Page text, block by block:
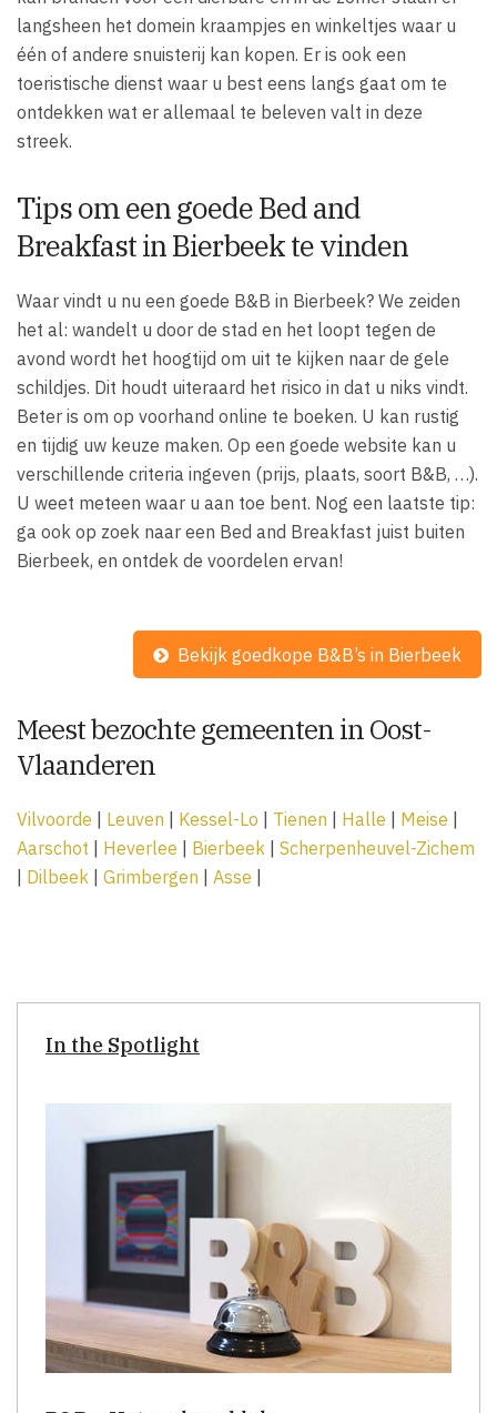
langsheen het domein kraampjes en winkeltjes waar u
één of andere snuisterij kan kopen. Er is ook een
toeristische dienst waar u best eens langs gaat om te
ontdekken wat er allemaal te beleven valt in deze
streek.
Tips om een goede Bed and
Breakfast in Bierbeek te vinden
Waar vindt u nu een goede B&B in Bierbeek? We zeiden
het al: wandelt u door de stad en het loopt tegen de
avond wordt het hoogtijd om uit te kijken naar de gele
schildjes. Dit houdt uiteraard het risico in dat u niks vindt.
Beter is om op voorhand online te boeken. U kan rustig
en tijdig uw keuze maken. Op een goede website kan u
verschillende criteria ingeven (prijs, plaats, soort B&B, …).
U weet meteen waar u aan toe bent. Nog een laatste tip:
ga ook op zoek naar een Bed and Breakfast juist buiten
Bierbeek, en ontdek de voordelen ervan!
Bekijk goedkope B&B’s in Bierbeek
Meest bezochte gemeenten in Oost-
Vlaanderen
Vilvoorde | Leuven | Kessel-Lo | Tienen | Halle | Meise |
Aarschot | Heverlee | Bierbeek | Scherpenheuvel-Zichem
| Dilbeek | Grimbergen | Asse |
In the Spotlight